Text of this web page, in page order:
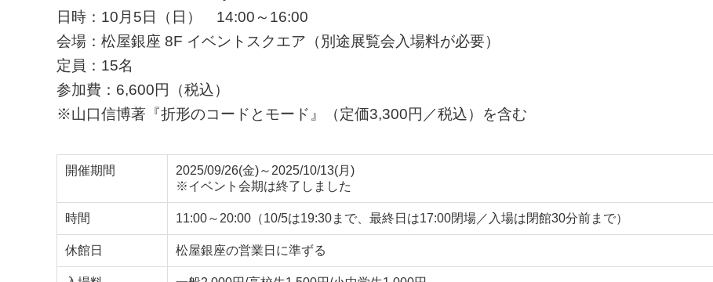
日時：10月5日（日） 14:00～16:00
会場：松屋銀座 8F イベントスクエア（別途展覧会入場料が必要）
定員：15名
参加費：6,600円（税込）
※山口信博著『折形のコードとモード』（定価3,300円／税込）を含む
開催期間
2025/09/26(金)～2025/10/13(月)
※イベント会期は終了しました
時間 11:00～20:00（10/5は19:30まで、最終日は17:00閉場／入場は閉館30分前まで）
休館日 松屋銀座の営業日に準ずる